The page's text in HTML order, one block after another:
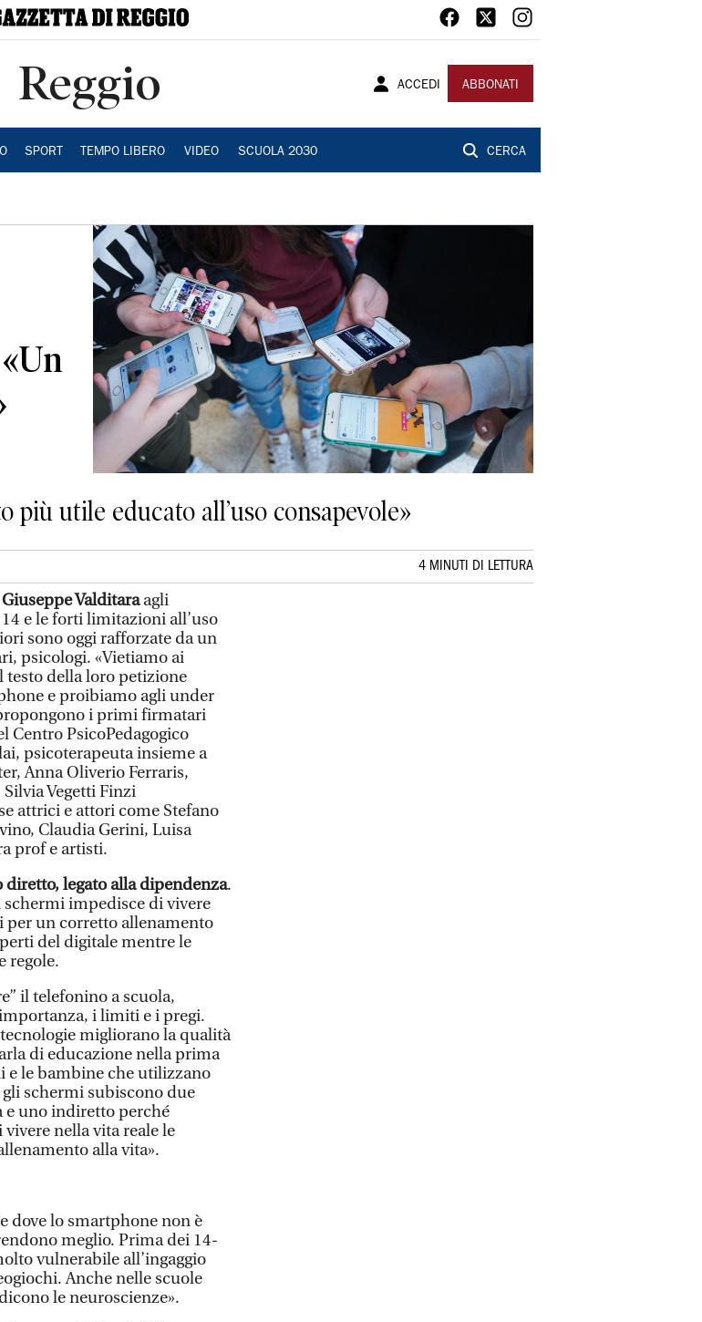
Reggio ACCEDI ABBONATI
SPORT TEMPO LIBERO VIDEO SCUOLA 2030 CERCA
più utile educato all’uso consapevole»
4 MINUTI DI LETTURA
Valditaraagli
e le forti limitazioni all’uso
sono oggi rafforzate da un
psicologi. «Vietiamo ai
testo della loro petizione
e proibiamo agli under
i primi firmatari
Centro PsicoPedagogico
psicoterapeuta insieme a
Anna Oliverio Ferraris,
Vegetti Finzi
attrici e attori come Stefano
Claudia Gerini, Luisa
prof e artisti.
diretto, legato alla dipendenza.
impedisce di vivere
per un corretto allenamento
del digitale mentre le
regole.
il telefonino a scuola,
i limiti e i pregi.
tecnologie migliorano la qualità
di educazione nella prima
e le bambine che utilizzano
schermi subiscono due
e uno indiretto perché
nella vita reale le
alla vita».
dove lo smartphone non è
meglio. Prima dei 14-
vulnerabile all’ingaggio
Anche nelle scuole
le neuroscienze».